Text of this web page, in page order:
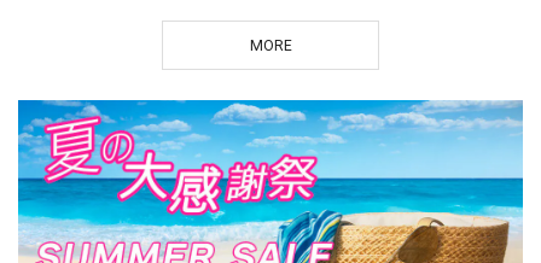
い 大人女子 [LW-
CDZ024]
MORE